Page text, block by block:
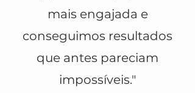
mais engajada e
conseguimos resultados
que antes pareciam
impossíveis."